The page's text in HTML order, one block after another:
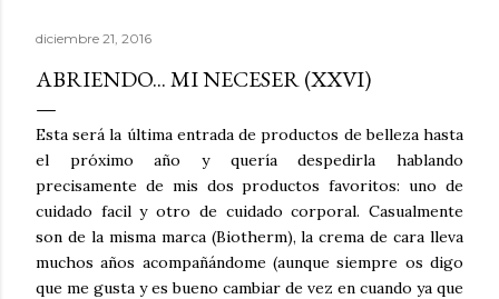
diciembre 21, 2016
ABRIENDO... MI NECESER (XXVI)
Esta será la última entrada de productos de belleza hasta
el próximo año y quería despedirla hablando
precisamente de mis dos productos favoritos: uno de
cuidado facil y otro de cuidado corporal. Casualmente
son de la misma marca (Biotherm), la crema de cara lleva
muchos años acompañándome (aunque siempre os digo
que me gusta y es bueno cambiar de vez en cuando ya que